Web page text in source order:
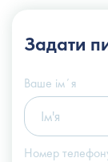
+38 (066)
Задати
Ваше імʼя
Номер